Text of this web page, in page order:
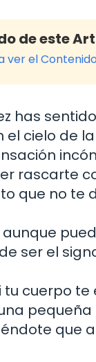
de este
ver el Contenido
has
el cielo de
rascarte
que no te
aunque
ser el
tu cuerpo te
pequeña
que